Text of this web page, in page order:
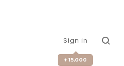
Sign in
+ 15,000